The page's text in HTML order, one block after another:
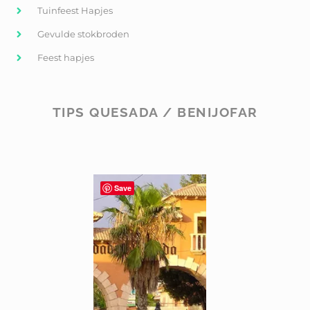
Tuinfeest Hapjes
Gevulde stokbroden
Feest hapjes
TIPS QUESADA / BENIJOFAR
Save